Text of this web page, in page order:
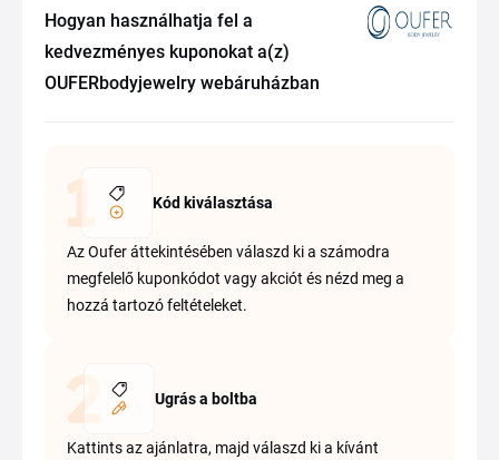
Hogyan használhatja fel a
kedvezményes kuponokat a(z)
OUFERbodyjewelry webáruházban
Kód kiválasztása
Az Oufer áttekintésében válaszd ki a számodra
megfelelő kuponkódot vagy akciót és nézd meg a
hozzá tartozó feltételeket.
Ugrás a boltba
Kattints az ajánlatra, majd válaszd ki a kívánt